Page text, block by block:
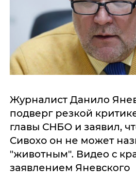
Журналист Данило
подверг резкой
главы СНБО и заявил,
Сивохо он не может
"животным". Видео с
заявлением Яневского